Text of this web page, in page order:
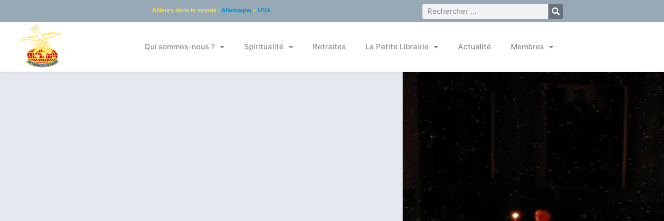
Ailleurs dans le monde : Allemagne– USA
Qui sommes-nous ? Spiritualité Retraites La Petite Librairie Actualité Membres